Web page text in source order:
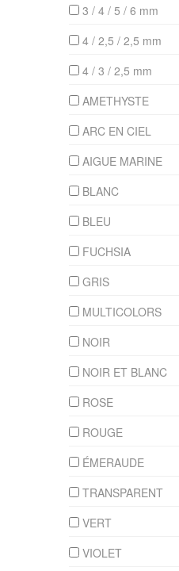
3 / 4 / 5 / 6 mm
4 / 2,5 / 2,5 mm
4 / 3 / 2,5 mm
AMETHYSTE
ARC EN CIEL
AIGUE MARINE
BLANC
BLEU
FUCHSIA
GRIS
MULTICOLORS
NOIR
NOIR ET BLANC
ROSE
ROUGE
ÉMERAUDE
TRANSPARENT
VERT
VIOLET